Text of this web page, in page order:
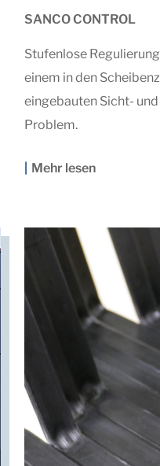
SANCO CONTROL
Stufenlose
einem in den
eingebauten Sicht-
Problem.
Mehr lesen